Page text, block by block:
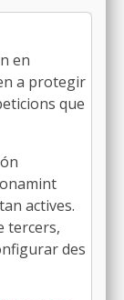
a
de
la qual es
de
qual
en
a protegir
que
actives.
tercers,
des